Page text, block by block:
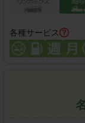
各種サービス